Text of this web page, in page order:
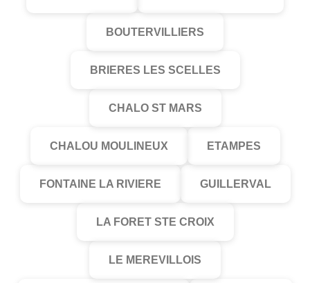
BOUTERVILLIERS
BRIERES LES SCELLES
CHALO ST MARS
CHALOU MOULINEUX ETAMPES
FONTAINE LA RIVIERE GUILLERVAL
LA FORET STE CROIX
LE MEREVILLOIS